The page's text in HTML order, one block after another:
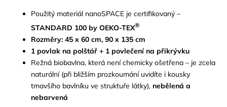
Použitý materiál nanoSPACE je certifikovaný –
STANDARD 100 by OEKO-TEX®
Rozměry: 45 x 60 cm, 90 x 135 cm
1 povlak na polštář + 1 povlečení na přikrývku
Režná biobavlna, která není chemicky ošetřena – je zcela
naturální (při bližším prozkoumání uvidíte i kousky
tmavšího bavlníku ve struktuře látky), nebělená a
nebarvená